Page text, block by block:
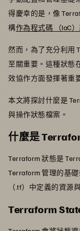
得慶幸的是，像
構作為程式碼 （IaC
然而，為了充分利用
至關重要。這種狀態
效協作方面發揮著重
本文將探討什麼是
與操作狀態檔案。
什麼是
Terraform 狀態是
Terraform 管理的基
（.tf）中定義的資源
Terraform